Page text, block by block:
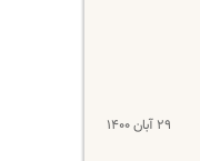
۲۹ آبان ۱۴۰۰